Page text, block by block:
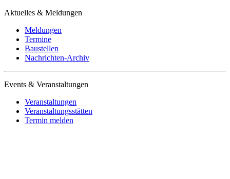
Aktuelles & Meldungen
Meldungen
Termine
Baustellen
Nachrichten-Archiv
Events & Veranstaltungen
Veranstaltungen
Veranstaltungsstätten
Termin melden